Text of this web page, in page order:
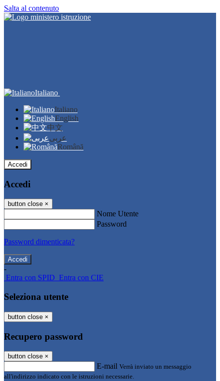
Salta al contenuto
Italiano
Italiano
English
中文
عربى
Română
Accedi
Accedi
button close ×
Nome Utente
Password
Password dimenticata?
-
Entra con SPID Entra con CIE
Seleziona utente
button close ×
Recupero password
button close ×
E-mail Verrà inviato un messaggio
all'indirizzo indicato con le istruzioni necessarie.